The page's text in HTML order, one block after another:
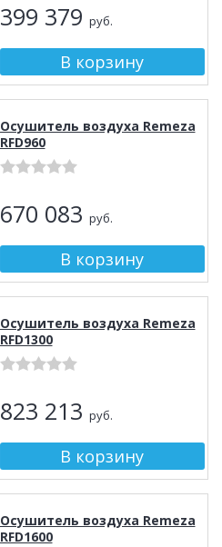
399 379 руб.
Осушитель воздуха Remeza
RFD960
670 083 руб.
Осушитель воздуха Remeza
RFD1300
823 213 руб.
Осушитель воздуха Remeza
RFD1600